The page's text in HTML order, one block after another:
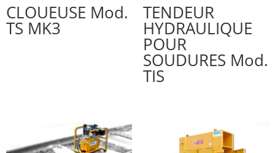
CLOUEUSE Mod.
TS MK3
TENDEUR
HYDRAULIQUE
POUR
SOUDURES Mod.
TIS